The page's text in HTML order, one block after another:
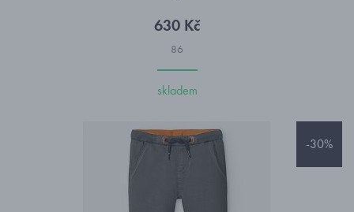
630 Kč
86
skladem
-30%